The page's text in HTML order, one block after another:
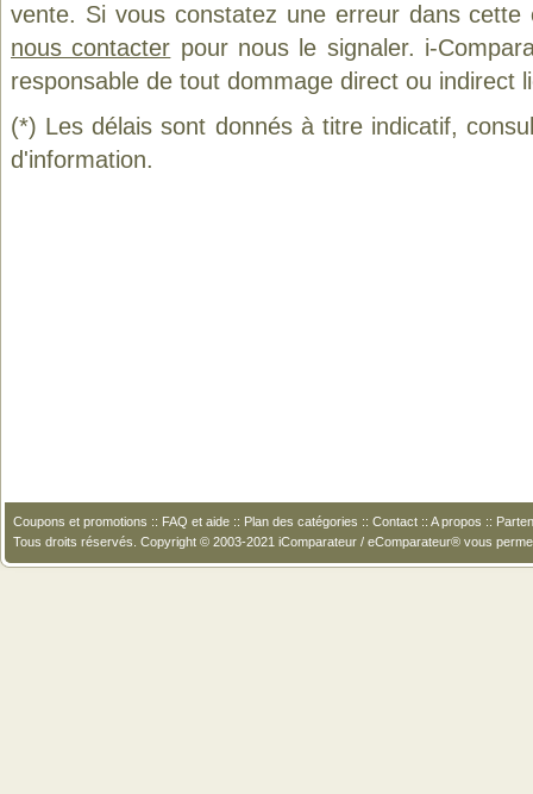
vente. Si vous constatez une erreur dans
nous contacter pour nous le signaler. i-
responsable de tout dommage direct ou indirect
(*) Les délais sont donnés à titre indicatif,
d'information.
Coupons et promotions :: FAQ et aide :: Plan des catégories :: Contact :: A propos ::
Tous droits réservés. Copyright © 2003-2021 iComparateur / eComparateur® vous